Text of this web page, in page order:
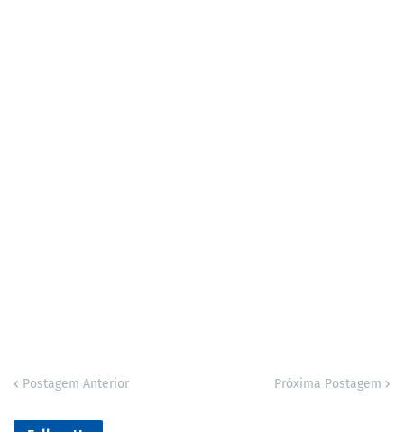
Postagem Anterior Próxima Postagem